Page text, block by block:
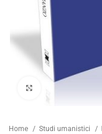
Home Studi umanistici